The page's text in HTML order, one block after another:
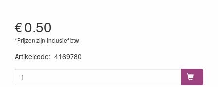
€0.50
*Prijzen zijn inclusief btw
Artikelcode: 4169780